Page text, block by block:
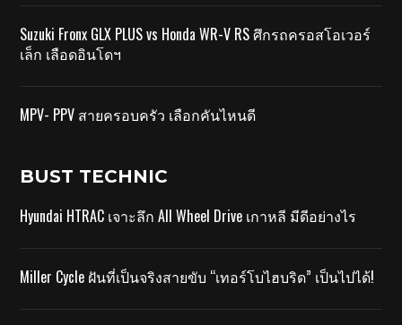
Suzuki Fronx GLX PLUS vs Honda WR-V RS ศึกรถครอสโอเวอร์
เล็ก เลือดอินโดฯ
MPV- PPV สายครอบครัว เลือกคันไหนดี
BUST TECHNIC
Hyundai HTRAC เจาะลึก All Wheel Drive เกาหลี มีดีอย่างไร
Miller Cycle ฝันที่เป็นจริงสายขับ “เทอร์โบไฮบริด” เป็นไปได้!